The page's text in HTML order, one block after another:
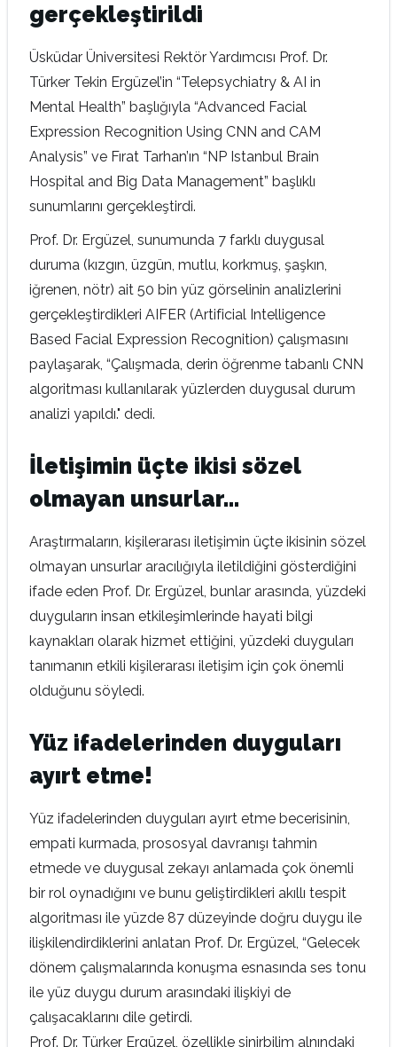
gerçekleştirildi
Üsküdar Üniversitesi Rektör Yardımcısı Prof. Dr.
Türker Tekin Ergüzel’in “Telepsychiatry & AI in
Mental Health” başlığıyla “Advanced Facial
Expression Recognition Using CNN and CAM
Analysis” ve Fırat Tarhan’ın “NP Istanbul Brain
Hospital and Big Data Management” başlıklı
sunumlarını gerçekleştirdi.
Prof. Dr. Ergüzel, sunumunda 7 farklı duygusal
duruma (kızgın, üzgün, mutlu, korkmuş, şaşkın,
iğrenen, nötr) ait 50 bin yüz görselinin analizlerini
gerçekleştirdikleri AIFER (Artificial Intelligence
Based Facial Expression Recognition) çalışmasını
paylaşarak, “Çalışmada, derin öğrenme tabanlı CNN
algoritması kullanılarak yüzlerden duygusal durum
analizi yapıldı." dedi.
İletişimin üçte ikisi sözel
olmayan unsurlar…
Araştırmaların, kişilerarası iletişimin üçte ikisinin sözel
olmayan unsurlar aracılığıyla iletildiğini gösterdiğini
ifade eden Prof. Dr. Ergüzel, bunlar arasında, yüzdeki
duyguların insan etkileşimlerinde hayati bilgi
kaynakları olarak hizmet ettiğini, yüzdeki duyguları
tanımanın etkili kişilerarası iletişim için çok önemli
olduğunu söyledi.
Yüz ifadelerinden duyguları
ayırt etme!
Yüz ifadelerinden duyguları ayırt etme becerisinin,
empati kurmada, prososyal davranışı tahmin
etmede ve duygusal zekayı anlamada çok önemli
bir rol oynadığını ve bunu geliştirdikleri akıllı tespit
algoritması ile yüzde 87 düzeyinde doğru duygu ile
ilişkilendirdiklerini anlatan Prof. Dr. Ergüzel, “Gelecek
dönem çalışmalarında konuşma esnasında ses tonu
ile yüz duygu durum arasındaki ilişkiyi de
çalışacaklarını dile getirdi.
Prof. Dr. Türker Ergüzel, özellikle sinirbilim alnındaki